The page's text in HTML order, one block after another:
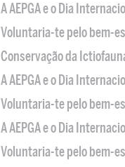
A AEPGA e o Dia
Voluntaria-te pelo bem-
Conservação da
A AEPGA e o Dia
Voluntaria-te pelo bem-
A AEPGA e o Dia
Voluntaria-te pelo bem-